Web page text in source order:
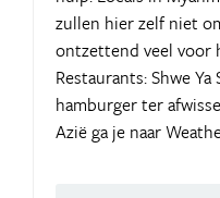
zullen hier zelf niet
ontzettend veel voor
Restaurants: Shwe
hamburger ter
Azië ga je naar